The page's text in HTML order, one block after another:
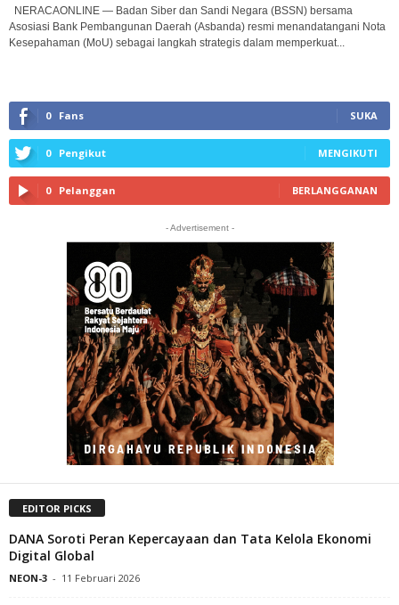
NERACAONLINE — Badan Siber dan Sandi Negara (BSSN) bersama
Asosiasi Bank Pembangunan Daerah (Asbanda) resmi menandatangani Nota
Kesepahaman (MoU) sebagai langkah strategis dalam memperkuat...
0 Fans SUKA
0 Pengikut MENGIKUTI
0 Pelanggan BERLANGGANAN
- Advertisement -
EDITOR PICKS
DANA Soroti Peran Kepercayaan dan Tata Kelola Ekonomi
Digital Global
NEON-3 - 11 Februari 2026